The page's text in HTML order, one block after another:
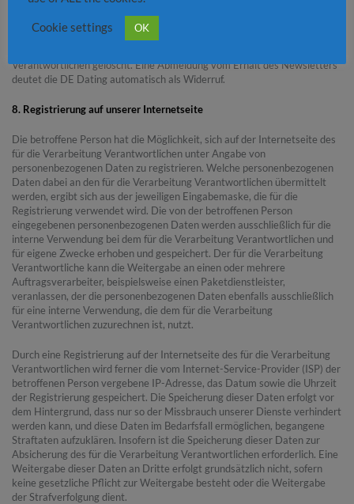
gesonderte, über das Double-Opt-In-Verfahren abgegebene
Einwilligungserklärung zu widerrufen. Nach einem Widerruf werden diese
Verantwortlichen gelöscht. Eine Abmeldung vom Erhalt des Newsletters
deutet die DE Dating automatisch als Widerruf.
8. Registrierung auf unserer Internetseite
Die betroffene Person hat die Möglichkeit, sich auf der Internetseite des
für die Verarbeitung Verantwortlichen unter Angabe von
personenbezogenen Daten zu registrieren. Welche personenbezogenen
Daten dabei an den für die Verarbeitung Verantwortlichen übermittelt
werden, ergibt sich aus der jeweiligen Eingabemaske, die für die
Registrierung verwendet wird. Die von der betroffenen Person
eingegebenen personenbezogenen Daten werden ausschließlich für die
interne Verwendung bei dem für die Verarbeitung Verantwortlichen und
für eigene Zwecke erhoben und gespeichert. Der für die Verarbeitung
Verantwortliche kann die Weitergabe an einen oder mehrere
Auftragsverarbeiter, beispielsweise einen Paketdienstleister,
veranlassen, der die personenbezogenen Daten ebenfalls ausschließlich
für eine interne Verwendung, die dem für die Verarbeitung
Verantwortlichen zuzurechnen ist, nutzt.
Durch eine Registrierung auf der Internetseite des für die Verarbeitung
Verantwortlichen wird ferner die vom Internet-Service-Provider (ISP) der
betroffenen Person vergebene IP-Adresse, das Datum sowie die Uhrzeit
der Registrierung gespeichert. Die Speicherung dieser Daten erfolgt vor
dem Hintergrund, dass nur so der Missbrauch unserer Dienste verhindert
werden kann, und diese Daten im Bedarfsfall ermöglichen, begangene
Straftaten aufzuklären. Insofern ist die Speicherung dieser Daten zur
Absicherung des für die Verarbeitung Verantwortlichen erforderlich. Eine
Weitergabe dieser Daten an Dritte erfolgt grundsätzlich nicht, sofern
keine gesetzliche Pflicht zur Weitergabe besteht oder die Weitergabe
der Strafverfolgung dient.
Cookie settings OK